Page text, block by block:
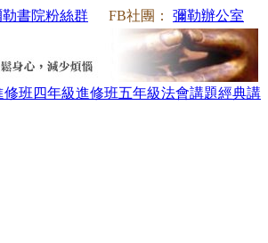
勒書院粉絲群 FB社團： 彌勒辦公室
修班四年級進修班五年級法會講題經典講